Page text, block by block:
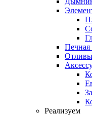
Печная
Реализуем